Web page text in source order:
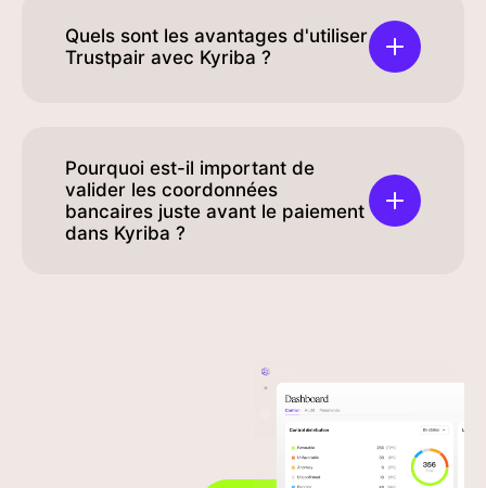
Quels sont les avantages d'utiliser
Trustpair avec Kyriba ?
Pourquoi est-il important de
valider les coordonnées
bancaires juste avant le paiement
dans Kyriba ?